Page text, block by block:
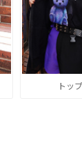
トッ